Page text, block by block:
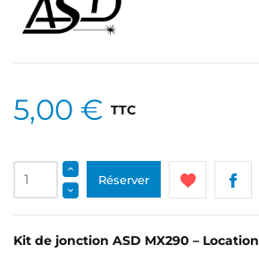
5,00 € TTC
Réserver
Kit de jonction ASD MX290 – Location